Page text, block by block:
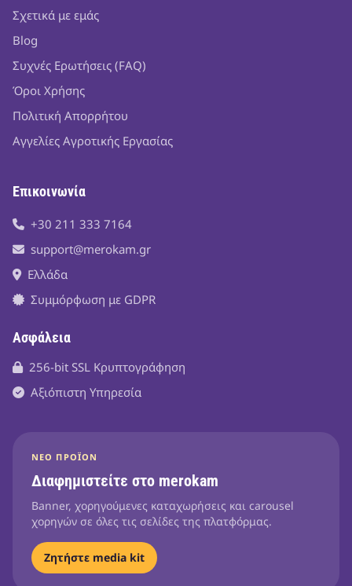
Σχετικά με εμάς
Blog
Συχνές Ερωτήσεις (FAQ)
Όροι Χρήσης
Πολιτική Απορρήτου
Αγγελίες Αγροτικής Εργασίας
Επικοινωνία
+30 211 333 7164
support@merokam.gr
Ελλάδα
Συμμόρφωση με GDPR
Ασφάλεια
256-bit SSL Κρυπτογράφηση
Αξιόπιστη Υπηρεσία
ΝΈΟ ΠΡΟΪΌΝ
Διαφημιστείτε στο merokam
Banner, χορηγούμενες καταχωρήσεις και carousel
χορηγών σε όλες τις σελίδες της πλατφόρμας.
Ζητήστε media kit